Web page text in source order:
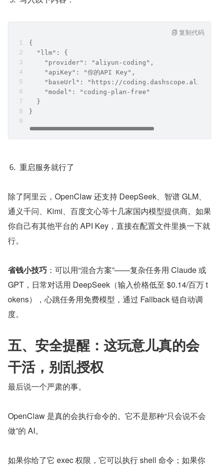
{
  "llm": {
    "provider": "aliyun-coding",
    "apiKey": "你的API Key",
"baseUrl": "https://
    "model": "coding-plan-free"
  }
}
复制代码
重启服务就行了
除了阿里云，OpenClaw 还支持 DeepSeek、智谱 GLM、
通义千问、Kimi、百度文心等十几家国内模型提供商。如果
你自己有其他平台的 API Key，直接在配置文件里换一下就
行。
省钱小技巧 ：可以用“混合方案”——复杂任务用 Claude 或
GPT，日常对话用 DeepSeek（输入价格低至 $0.14/百万 t
okens），心跳任务用免费模型，通过 Fallback 链自动调
度。
五、安全提醒：这玩意儿真的会
干活，别乱授权
最后说一个严肃的事。
OpenClaw 是真的会执行命令的。它不是那种“只会说不会
做”的 AI。
如果你给了它 exec 权限，它可以执行 shell 命令；如果你